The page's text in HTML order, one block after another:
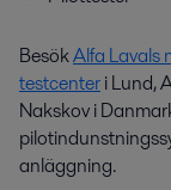
BesökAlfa Lavals
testcenteri Lund,
Nakskov i
anläggning.